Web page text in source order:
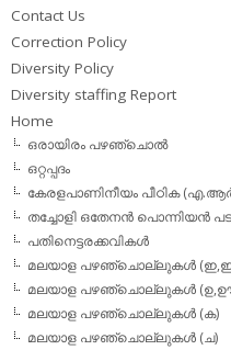
Contact Us
Correction Policy
Diversity Policy
Diversity staffing Report
Home
ഒരായിരം പഴഞ്ചൊല്‍
ഒറ്റപ്പദം
കേരളപാണിനീയം പീഠിക
തച്ചോളി ഒതേനൻ പൊന്നിയൻ
പതിനെട്ടരക്കവികള്‍
മലയാള പഴഞ്ചൊല്ലുകള്‍
മലയാള പഴഞ്ചൊല്ലുകള്‍
മലയാള പഴഞ്ചൊല്ലുകള്‍ (ക)
മലയാള പഴഞ്ചൊല്ലുകള്‍ (ച)